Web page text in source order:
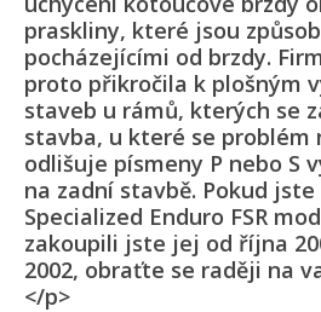
praskliny, které jsou
pocházejícími od brzdy.
proto přikročila k plošným
staveb u rámů, kterých se
stavba, u které se problém
odlišuje písmeny P nebo S
na zadní stavbě. Pokud
Specialized Enduro FSR
zakoupili jste jej od října
2002, obraťte se raději na
</p>